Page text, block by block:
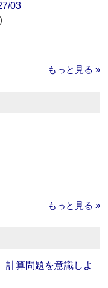
03
もっと見る »
もっと見る »
計算問題を意識しよ